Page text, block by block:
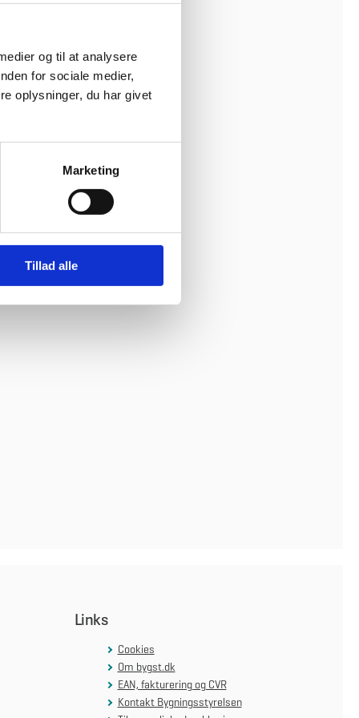
og til at analysere
for sociale medier,
oplysninger, du har givet
Marketing
Tillad alle
Links
Cookies
Om bygst.dk
EAN, fakturering og CVR
Kontakt Bygningsstyrelsen